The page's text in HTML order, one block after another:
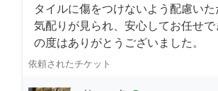
タイルに傷をつけないよう配慮いた
気配りが見られ、安心してお任せで
の度はありがとうございました。
依頼されたチケット